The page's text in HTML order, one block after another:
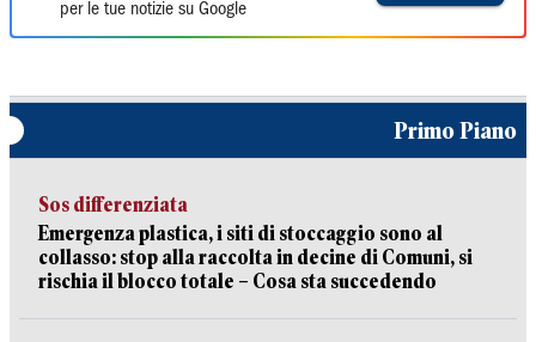
per le tue notizie su Google
Primo Piano
Sos differenziata
Emergenza plastica, i siti di stoccaggio sono al
collasso: stop alla raccolta in decine di Comuni, si
rischia il blocco totale – Cosa sta succedendo